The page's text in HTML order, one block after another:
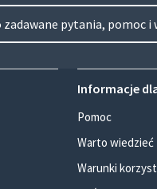
zadawane pytania, pomoc i
Informacje
Pomoc
Warto wiedzieć
Warunki